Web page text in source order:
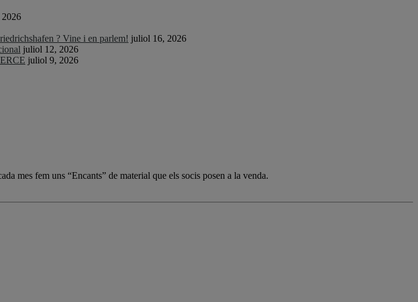
? Vine i en parlem! juliol 16, 2026
juliol 12, 2026
juliol 9, 2026
mes fem uns “Encants” de material que els socis posen a la venda.